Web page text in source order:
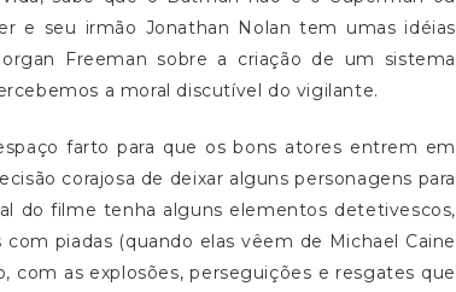
e seu irmão Jonathan Nolan tem umas idéias
Freeman sobre a criação de um sistema
a moral discutível do vigilante.
farto para que os bons atores entrem em
corajosa de deixar alguns personagens para
do filme tenha alguns elementos detetivescos,
piadas (quando elas vêem de Michael Caine
as explosões, perseguições e resgates que